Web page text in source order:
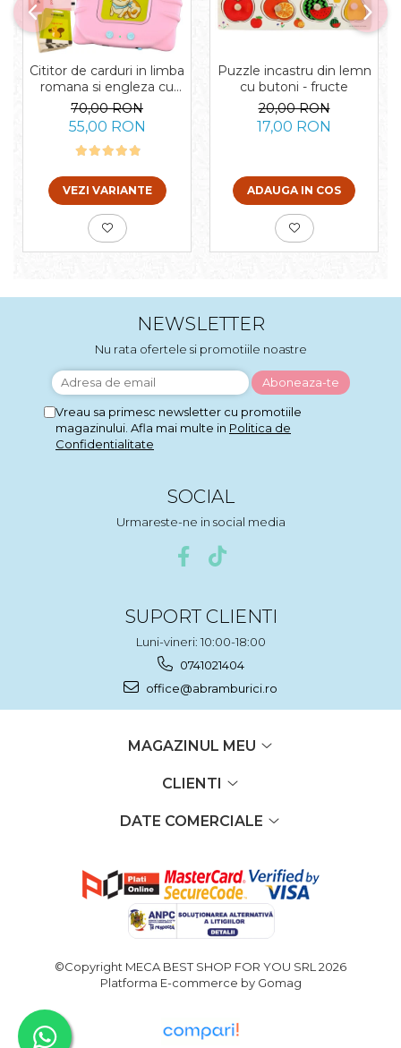
Cititor de carduri in limba
romana si engleza cu
224 de imagini si sunete,
incarcare USB
70,00 RON
55,00 RON
VEZI VARIANTE
Puzzle incastru din lemn
cu butoni - fructe
20,00 RON
17,00 RON
ADAUGA IN COS
NEWSLETTER
Nu rata ofertele si promotiile noastre
Vreau sa primesc newsletter cu promotiile
magazinului. Afla mai multe in Politica de
Confidentialitate
SOCIAL
Urmareste-ne in social media
SUPORT CLIENTI
Luni-vineri: 10:00-18:00
0741021404
office@abramburici.ro
MAGAZINUL MEU
CLIENTI
DATE COMERCIALE
©Copyright MECA BEST SHOP FOR YOU SRL 2026
Platforma E-commerce by Gomag